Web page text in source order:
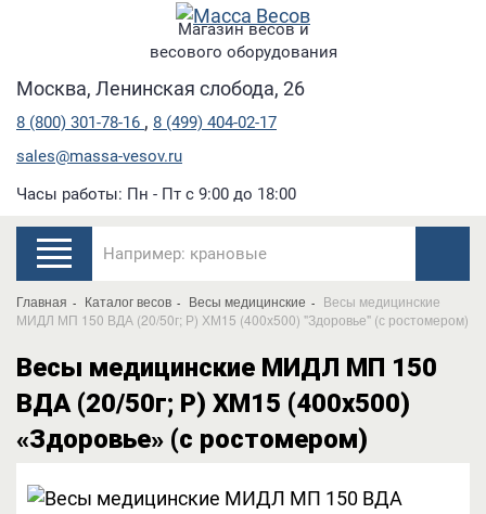
Магазин весов и
весового оборудования
Москва, Ленинская слобода, 26
8 (800) 301-78-16 , 8 (499) 404-02-17
sales@massa-vesov.ru
Часы работы: Пн - Пт с 9:00 до 18:00
Главная Каталог весов Весы медицинские
Весы медицинские
МИДЛ МП 150 ВДА (20/50г; Р) ХМ15 (400х500) "Здоровье" (с ростомером)
Весы медицинские МИДЛ МП 150
ВДА (20/50г; Р) ХМ15 (400х500)
«Здоровье» (с ростомером)